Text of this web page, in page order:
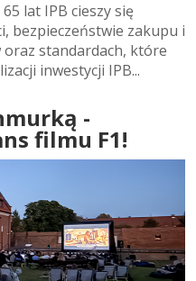
lat IPB cieszy się
bezpieczeństwie zakupu i
standardach, które
inwestycji IPB...
-
filmu F1!